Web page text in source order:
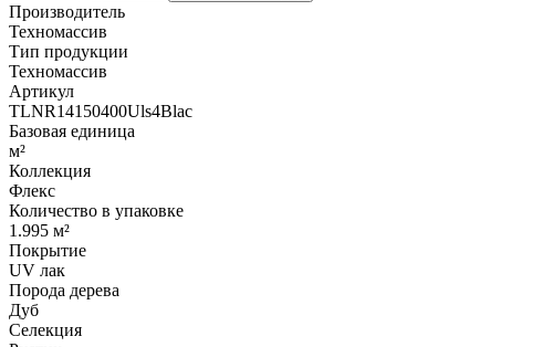
Производитель
Техномассив
Тип продукции
Техномассив
Артикул
TLNR14150400Uls4Blac
Базовая единица
м²
Коллекция
Флекс
Количество в упаковке
1.995 м²
Покрытие
UV лак
Порода дерева
Дуб
Селекция